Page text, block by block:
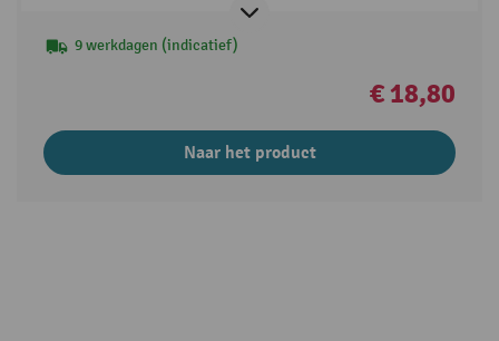
9 werkdagen (indicatief)
€ 18,80
Naar het product